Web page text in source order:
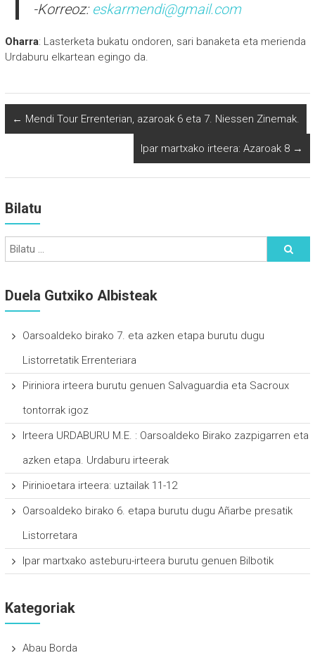
-Korreoz: eskarmendi@gmail.com
Oharra: Lasterketa bukatu ondoren, sari banaketa eta merienda
Urdaburu elkartean egingo da.
← Mendi Tour Errenterian, azaroak 6 eta 7. Niessen Zinemak.
Ipar martxako irteera: Azaroak 8 →
Bilatu
Duela Gutxiko Albisteak
Oarsoaldeko birako 7. eta azken etapa burutu dugu
Listorretatik Errenteriara
Piriniora irteera burutu genuen Salvaguardia eta Sacroux
tontorrak igoz
Irteera URDABURU M.E. : Oarsoaldeko Birako zazpigarren eta
azken etapa. Urdaburu irteerak
Pirinioetara irteera: uztailak 11-12
Oarsoaldeko birako 6. etapa burutu dugu Añarbe presatik
Listorretara
Ipar martxako asteburu-irteera burutu genuen Bilbotik
Kategoriak
Abau Borda